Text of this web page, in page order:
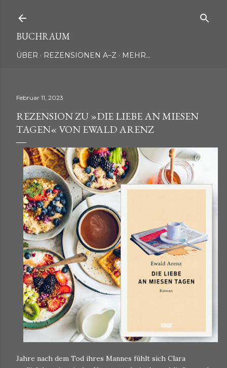
BUCHRAUM
ÜBER REZENSIONEN A–Z MEHR…
Februar 11, 2023
REZENSION ZU »DIE LIEBE AN MIESEN
TAGEN« VON EWALD ARENZ
Jahre nach dem Tod ihres Mannes fühlt sich Clara